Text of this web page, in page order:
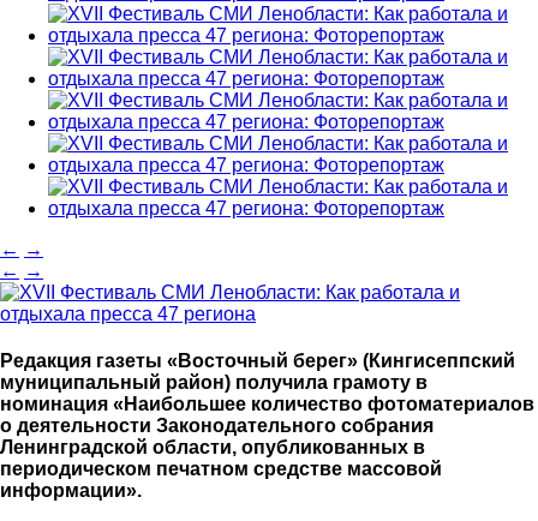
← →
← →
Редакция газеты «Восточный берег» (Кингисеппский
муниципальный район) получила грамоту в
номинация «Наибольшее количество фотоматериалов
о деятельности Законодательного собрания
Ленинградской области, опубликованных в
периодическом печатном средстве массовой
информации».